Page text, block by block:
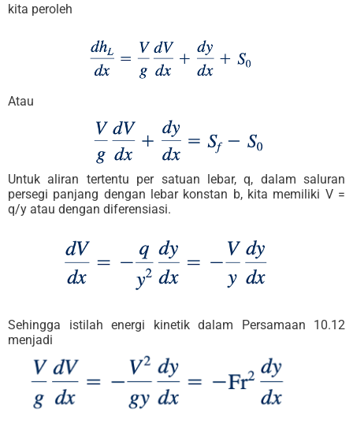
kita peroleh
Atau
Untuk aliran tertentu per satuan lebar, q, dalam saluran
persegi panjang dengan lebar konstan b, kita memiliki V =
q/y atau dengan diferensiasi.
Sehingga istilah energi kinetik dalam Persamaan 10.12
menjadi